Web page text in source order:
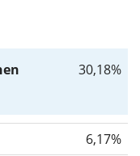
30,18%
6,17%